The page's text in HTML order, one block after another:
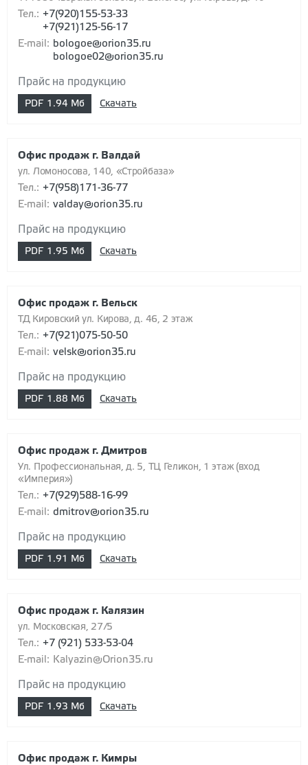
Тел.: +7(920)155-53-33
+7(921)125-56-17
E-mail: bologoe@orion35.ru
bologoe02@orion35.ru
Прайс на продукцию
PDF 1.94 Мб Скачать
Офис продаж г. Валдай
ул. Ломоносова, 140, «Стройбаза»
Тел.: +7(958)171-36-77
E-mail: valday@orion35.ru
Прайс на продукцию
PDF 1.95 Мб Скачать
Офис продаж г. Вельск
ТД Кировский ул. Кирова, д. 46, 2 этаж
Тел.: +7(921)075-50-50
E-mail: velsk@orion35.ru
Прайс на продукцию
PDF 1.88 Мб Скачать
Офис продаж г. Дмитров
Ул. Профессиональная, д. 5, ТЦ Геликон, 1 этаж (вход
«Империя»)
Тел.: +7(929)588-16-99
E-mail: dmitrov@orion35.ru
Прайс на продукцию
PDF 1.91 Мб Скачать
Офис продаж г. Калязин
ул. Московская, 27/5
Тел.: +7 (921) 533-53-04
E-mail:
Kalyazin@Orion35.ru
Прайс на продукцию
PDF 1.93 Мб Скачать
Офис продаж г. Кимры